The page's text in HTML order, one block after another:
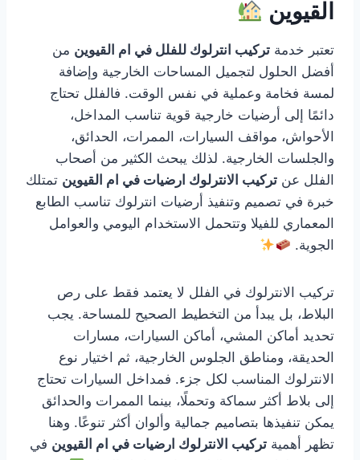
القيوين
تعتبر خدمة تركيب انترلوك للفلل في ام القيوين من
أفضل الحلول لتجميل المساحات الخارجية وإضافة
لمسة فخامة وعملية في نفس الوقت. فالفلل تحتاج
دائمًا إلى أرضيات خارجية قوية تناسب المداخل،
الأحواش، مواقف السيارات، الممرات، الحدائق،
والجلسات الخارجية. لذلك يبحث الكثير من أصحاب
الفلل عن تركيب الانترلوك ارضيات في ام القيوين تمتلك
خبرة في تصميم وتنفيذ أرضيات انترلوك تناسب الطابع
المعماري للفيلا وتتحمل الاستخدام اليومي والعوامل
الجوية.
تركيب الانترلوك في الفلل لا يعتمد فقط على رص
البلاط، بل يبدأ من التخطيط الصحيح للمساحة. يجب
تحديد أماكن المشي، أماكن السيارات، مسارات
الحديقة، ومناطق الجلوس الخارجية، ثم اختيار نوع
الانترلوك المناسب لكل جزء. فمداخل السيارات تحتاج
إلى بلاط أكثر سماكة وتحملًا، بينما الممرات والحدائق
يمكن تنفيذها بتصاميم جمالية وألوان أكثر تنوعًا. وهنا
تظهر أهمية تركيب الانترلوك ارضيات في ام القيوين في